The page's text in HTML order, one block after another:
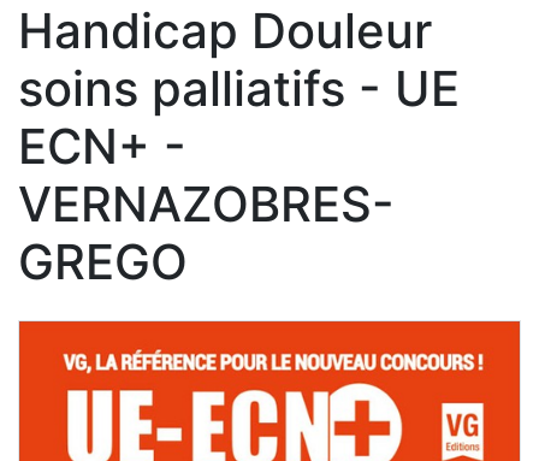
Handicap Douleur
soins palliatifs - UE
ECN+ -
VERNAZOBRES-
GREGO